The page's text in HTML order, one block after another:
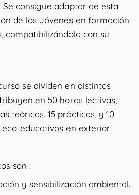
consigue adaptar de esta
de los Jóvenes en formación
compatibilizándola con su
se dividen en distintos
en 50 horas lectivas,
teóricas, 15 prácticas, y 10
educativos en exterior.
son :
y sensibilización ambiental.